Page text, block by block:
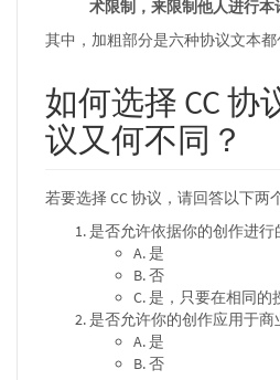
术限制，来限制他人进行本
其中，加粗部分是六种协议文本都
如何选择 CC 协
议又何不同？
若要选择 CC 协议，请回答以下两
是否允许依据你的创作进行
A. 是
B. 否
C. 是，只要在相同的
是否允许你的创作应用于商
A. 是
B. 否